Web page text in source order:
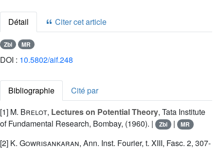
Détail Citer cet article
Zbl MR
DOI : 10.5802/aif.248
Bibliographie
Cité par
[1] M. Brelot, Lectures on Potential Theory, Tata Institute
of Fundamental Research, Bombay, (1960). |
Zbl | MR
[2] K. Gowrisankaran, Ann. Inst. Fourier, t. XIII, Fasc. 2, 307-